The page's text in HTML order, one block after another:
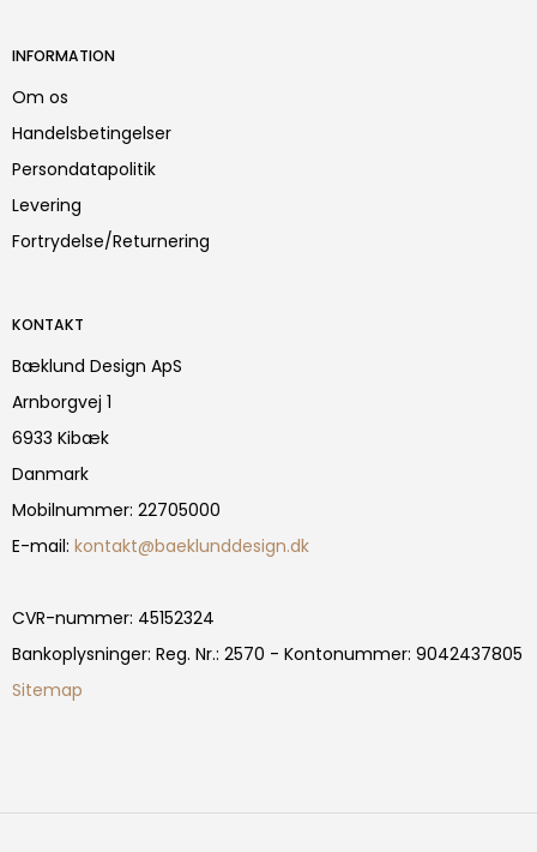
INFORMATION
Om os
Handelsbetingelser
Persondatapolitik
Levering
Fortrydelse/Returnering
KONTAKT
Bæklund Design ApS
Arnborgvej 1
6933 Kibæk
Danmark
Mobilnummer: 22705000
E-mail: kontakt@baeklunddesign.dk
CVR-nummer: 45152324
Bankoplysninger: Reg. Nr.: 2570 - Kontonummer: 9042437805
Sitemap